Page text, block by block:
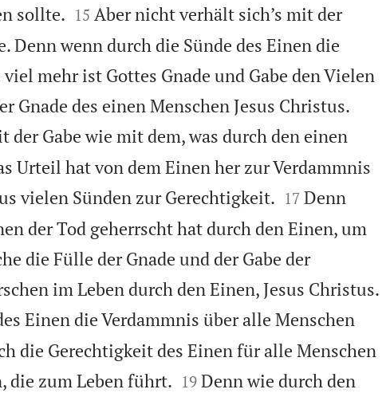
sollte.
15 Aber nicht verhält sich’s mit der
Denn wenn durch die Sünde des Einen die
mehr ist Gottes Gnade und Gabe den Vielen
Gnade des einen Menschen Jesus Christus.
Gabe wie mit dem, was durch den einen
Urteil hat von dem Einen her zur Verdammnis
vielen Sünden zur Gerechtigkeit.
17 Denn
der Tod geherrscht hat durch den Einen, um
die Fülle der Gnade und der Gabe der
im Leben durch den Einen, Jesus Christus.
Einen die Verdammnis über alle Menschen
die Gerechtigkeit des Einen für alle Menschen
die zum Leben führt.
19 Denn wie durch den